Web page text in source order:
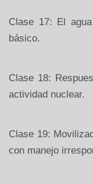
Clase 17: El
básico.
Clase 18:
actividad nuclear.
Clase 19:
con manejo